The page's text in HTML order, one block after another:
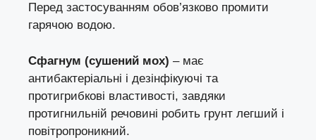
Перед застосуванням обов’язково промити
гарячою водою.
Сфагнум (сушений мох) – має
антибактеріальні і дезінфікуючі та
протигрибкові властивості, завдяки
протигнильній речовині робить грунт легший і
повітропроникний.